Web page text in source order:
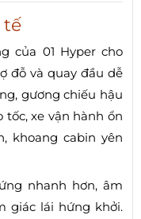
tế
của 01 Hyper cho
đỗ và quay đầu dễ
gương chiếu hậu
xe vận hành ổn
khoang cabin yên
nhanh hơn, âm
giác lái hứng khởi.